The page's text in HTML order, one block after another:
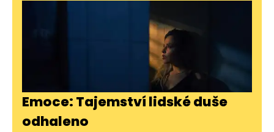
Emoce: Tajemství lidské duše
odhaleno